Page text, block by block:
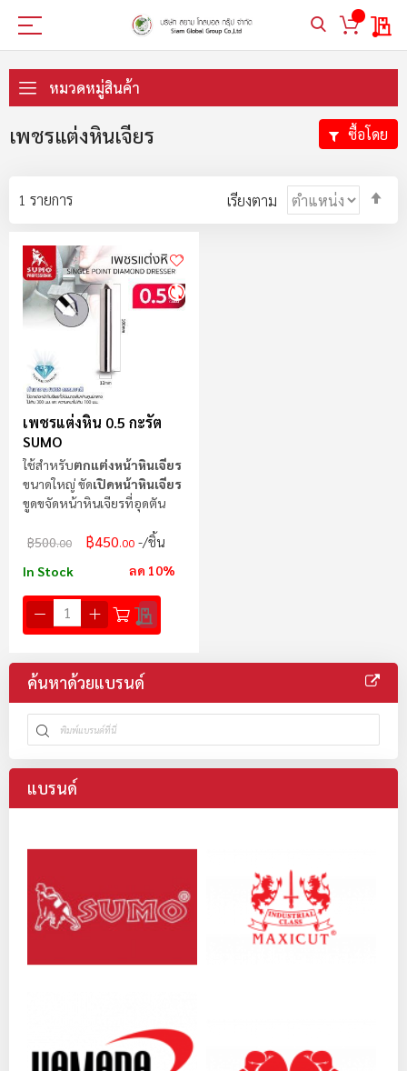
My
ไป
ที่
หมวดหมู่สินค้า
เพชรแต่งหินเจียร
1 รายการ เรียงตาม
เพชรแต่งหิน 0.5 กะรัต
SUMO
ใช้สำหรับตกแต่งหน้าหินเจียร
ขนาดใหญ่ ขัดเปิดหน้าหินเจียร
ขูดขจัดหน้าหินเจียรที่อุดตัน
฿500.00 ฿450.00 /ชิ้น
In Stock ลด 10%
ซื้อโดย
ค้นหาด้วยแบรนด์
แบรนด์